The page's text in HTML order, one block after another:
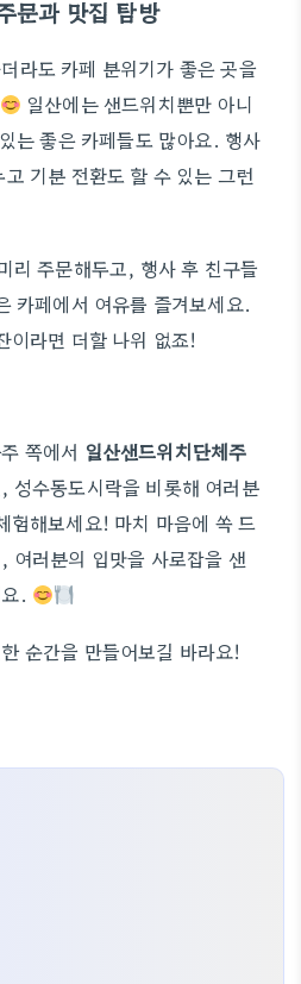
문과 맛집 탐방
라도 카페 분위기가 좋은 곳을
일산에는 샌드위치뿐만 아니
는 좋은 카페들도 많아요. 행사
기분 전환도 할 수 있는 그런
리 주문해두고, 행사 후 친구들
카페에서 여유를 즐겨보세요.
이라면 더할 나위 없죠!
쪽에서 일산샌드위치단체주
성수동도시락을 비롯해 여러분
험해보세요! 마치 마음에 쏙 드
여러분의 입맛을 사로잡을 샌
.
순간을 만들어보길 바라요!